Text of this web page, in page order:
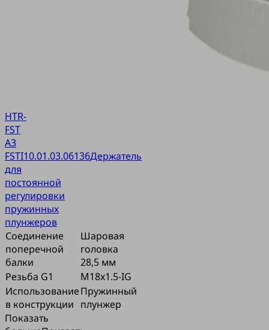
HTR-
FST
A3
FSTI10.01.03.06136Держатель
для
постоянной
регулировки
пружинных
плунжеров
Соединение
поперечной
балки
Шаровая
головка
28,5 мм
Резьба G1
M18x1.5-IG
Использование
в конструкции
Пружинный
плунжер
Показать